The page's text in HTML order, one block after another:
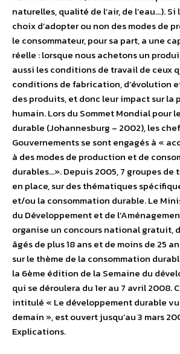
naturelles, qualité de l’air, de l’eau…).
choix d’adopter ou non des modes de
le consommateur, pour sa part, a une
réelle : lorsque nous achetons un
aussi les conditions de travail de ceux
conditions de fabrication, d’évolution
des produits, et donc leur impact sur la
humain. Lors du Sommet Mondial pour
durable (Johannesburg – 2002), les
Gouvernements se sont engagés à «
à des modes de production et de
durables…». Depuis 2005, 7 groupes
en place, sur des thématiques
et/ou la consommation durable. Le
du Développement et de
organise un concours national gratuit,
âgés de plus 18 ans et de moins de 25
sur le thème de la consommation
la 6ème édition de la Semaine du
qui se déroulera du 1er au 7 avril 2008.
intitulé « Le développement durable
demain », est ouvert jusqu’au 3 mars
Explications.